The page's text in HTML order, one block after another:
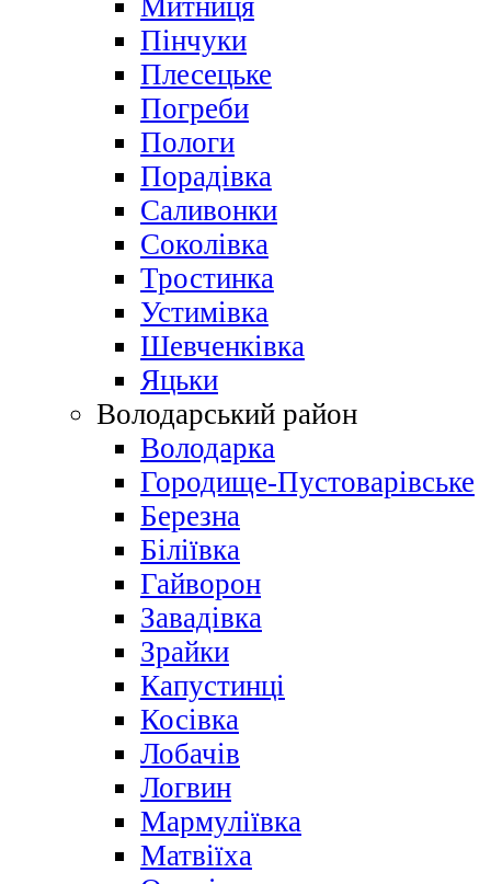
Митниця
Пінчуки
Плесецьке
Погреби
Пологи
Порадівка
Саливонки
Соколівка
Тростинка
Устимівка
Шевченківка
Яцьки
Володарський район
Володарка
Городище-Пустоварівське
Березна
Біліївка
Гайворон
Завадівка
Зрайки
Капустинці
Косівка
Лобачів
Логвин
Мармуліївка
Матвіїха